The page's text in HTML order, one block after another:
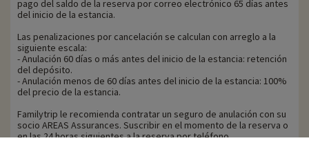
pago del saldo de la reserva por correo electrónico 65 días antes
del inicio de la estancia.
Las penalizaciones por cancelación se calculan con arreglo a la
siguiente escala:
- Anulación 60 días o más antes del inicio de la estancia: retención
del depósito.
- Anulación menos de 60 días antes del inicio de la estancia: 100%
del precio de la estancia.
Familytrip le recomienda contratar un seguro de anulación con su
socio AREAS Assurances. Suscribir en el momento de la reserva o
en las 24 horas siguientes a la reserva por teléfono.